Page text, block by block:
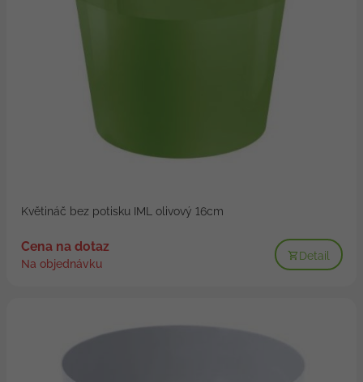
Květináč bez potisku IML olivový 16cm
Cena na dotaz
Na objednávku
Detail